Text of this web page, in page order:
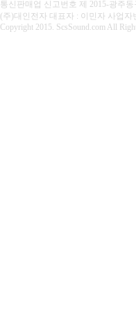
통신판매업 신고번호 제 2015-광주
(주)대인전자 대표자 : 이민자 사업자
Copyright 2015. ScsSound.com All